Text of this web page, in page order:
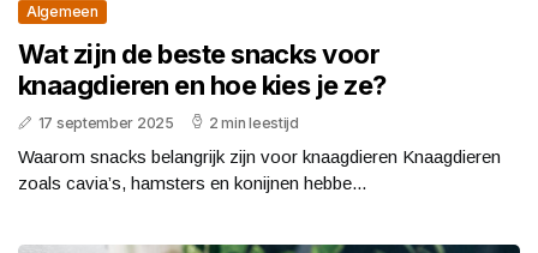
Algemeen
Wat zijn de beste snacks voor
knaagdieren en hoe kies je ze?
17 september 2025 2 min leestijd
Waarom snacks belangrijk zijn voor knaagdieren Knaagdieren
zoals cavia’s, hamsters en konijnen hebbe...